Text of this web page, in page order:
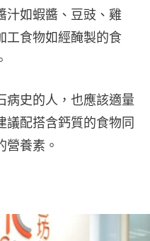
汁如蝦醬、豆豉、雞
工食物如經醃製的食
病史的人，也應該適量
議配搭含鈣質的食物同
營養素。